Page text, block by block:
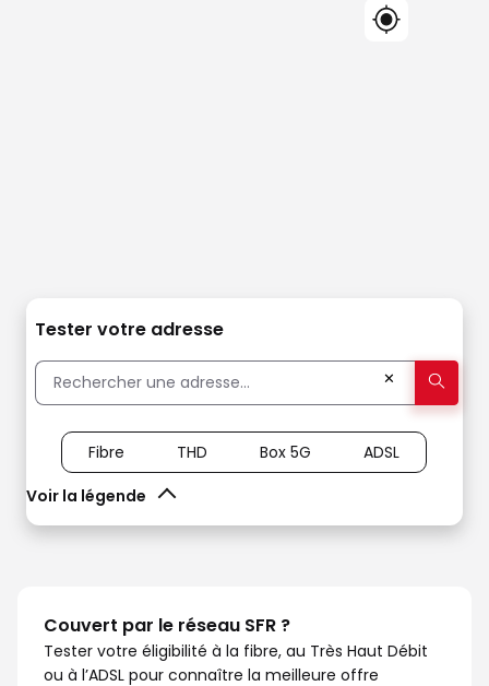
Tester votre adresse
✕
Voir la légende
Fibre THD Box 5G ADSL
Couvert par le réseau SFR ?
Tester votre éligibilité à la fibre, au Très Haut Débit
ou à l’ADSL pour connaître la meilleure offre